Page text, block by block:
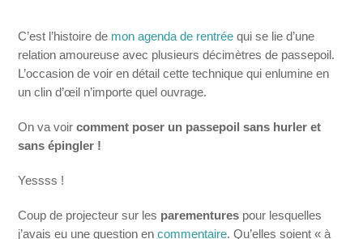
C’est l’histoire de mon agenda de rentrée qui se lie d’une
relation amoureuse avec plusieurs décimètres de passepoil.
L’occasion de voir en détail cette technique qui enlumine en
un clin d’œil n’importe quel ouvrage.
On va voir comment poser un passepoil sans hurler et
sans épingler !
Yessss !
Coup de projecteur sur les parementures pour lesquelles
j’avais eu une question encommentaire. Qu’elles soient « à